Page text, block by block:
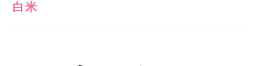
白米